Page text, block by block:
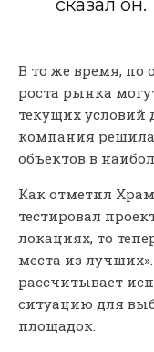
сказал он.
В то же время, по
роста рынка
текущих условий
компания решила
объектов в
Как отметил
тестировал
локациях, то
места из
рассчитывает
ситуацию для
площадок.